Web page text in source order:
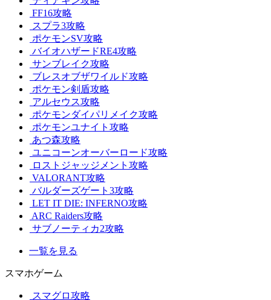
FF16攻略
スプラ3攻略
ポケモンSV攻略
バイオハザードRE4攻略
サンブレイク攻略
ブレスオブザワイルド攻略
ポケモン剣盾攻略
アルセウス攻略
ポケモンダイパリメイク攻略
ポケモンユナイト攻略
あつ森攻略
ユニコーンオーバーロード攻略
ロストジャッジメント攻略
VALORANT攻略
バルダーズゲート3攻略
LET IT DIE: INFERNO攻略
ARC Raiders攻略
サブノーティカ2攻略
一覧を見る
スマホゲーム
スマグロ攻略